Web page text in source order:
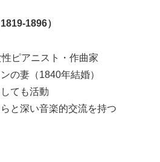
1896）
ピアニスト・作曲家
の妻（1840年結婚）
ても活動
と深い音楽的交流を持つ